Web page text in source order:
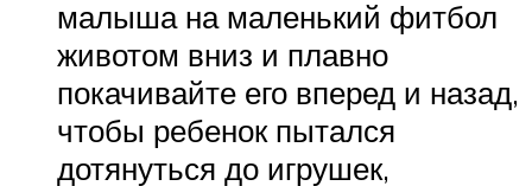
малыша на маленький фитбол
животом вниз и плавно
покачивайте его вперед и назад,
чтобы ребенок пытался
дотянуться до игрушек,